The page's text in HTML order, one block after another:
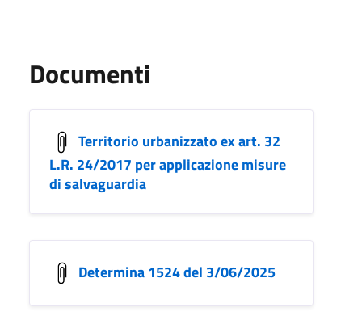
Documenti
Territorio urbanizzato ex art. 32
L.R. 24/2017 per applicazione misure
di salvaguardia
Determina 1524 del 3/06/2025